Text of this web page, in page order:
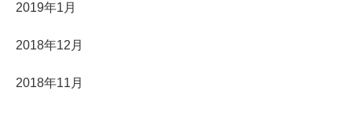
2019年1月
2018年12月
2018年11月